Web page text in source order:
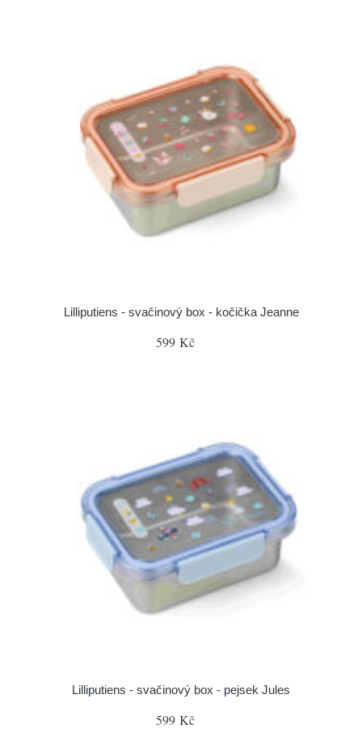
Lilliputiens - svačinový box - kočička Jeanne
599 Kč
Lilliputiens - svačinový box - pejsek Jules
599 Kč